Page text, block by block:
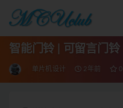
智能门铃 | 可留言门铃
单片机设计 2年前 0